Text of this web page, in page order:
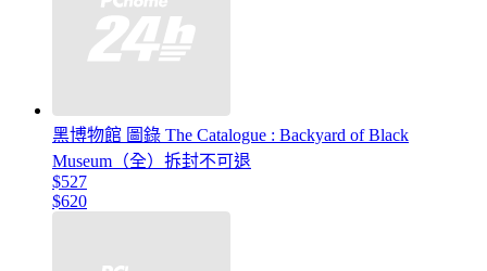
黑博物館 圖錄 The Catalogue : Backyard of Black
Museum（全）拆封不可退
$527
$620